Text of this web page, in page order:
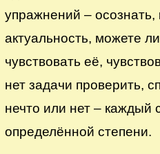
упражнений – осознать,
актуальность, можете
чувствовать её,
нет задачи проверить,
нечто или нет – каждый
определённой степени.